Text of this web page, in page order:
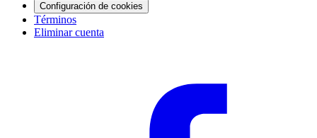
Configuración de cookies
Términos
Eliminar cuenta